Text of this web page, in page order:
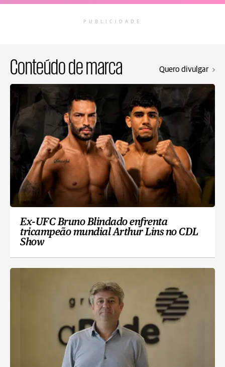
PUBLICIDADE
Conteúdo de marca Quero divulgar
Ex-UFC Bruno Blindado enfrenta
tricampeão mundial Arthur Lins no CDL
Show